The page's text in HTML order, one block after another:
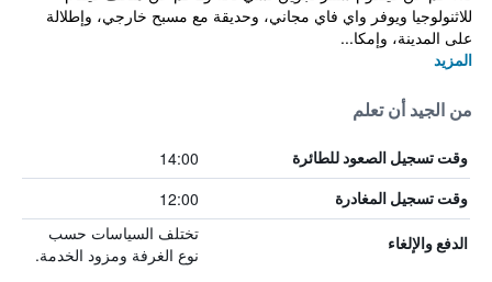
للاثنولوجيا ويوفر واي فاي مجاني، وحديقة مع مسبح خارجي، وإطلالة
على المدينة، وإمكا...
المزيد
من الجيد أن تعلم
وقت تسجيل الصعود للطائرة 14:00
وقت تسجيل المغادرة 12:00
الدفع والإلغاء
تختلف السياسات حسب
نوع الغرفة ومزود الخدمة.